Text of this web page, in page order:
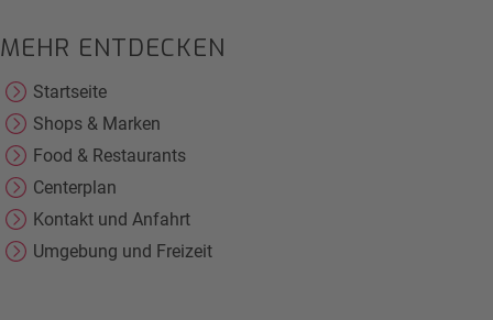
MEHR ENTDECKEN
Startseite
Shops & Marken
Food & Restaurants
Centerplan
Kontakt und Anfahrt
Umgebung und Freizeit